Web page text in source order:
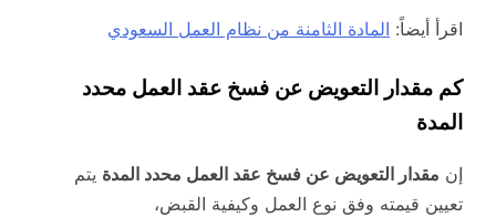
اقرأ أيضاً: المادة الثامنة من نظام العمل السعودي
كم مقدار التعويض عن فسخ عقد العمل محدد
المدة
إن مقدار التعويض عن فسخ عقد العمل محدد المدة يتم
تعيين قيمته وفق نوع العمل وكيفية القبض،